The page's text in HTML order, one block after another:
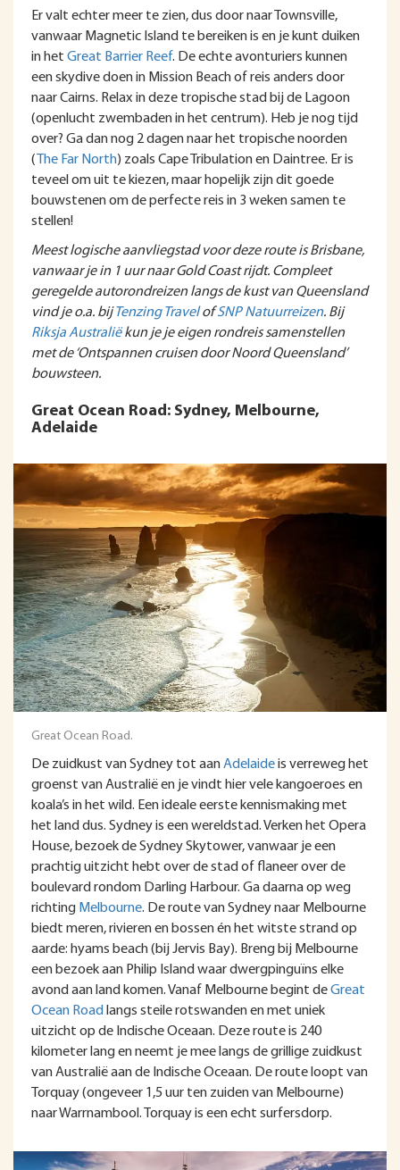
Er valt echter meer te zien, dus door naar Townsville,
vanwaar Magnetic Island te bereiken is en je kunt duiken
in het Great Barrier Reef. De echte avonturiers kunnen
een skydive doen in Mission Beach of reis anders door
naar Cairns. Relax in deze tropische stad bij de Lagoon
(openlucht zwembaden in het centrum). Heb je nog tijd
over? Ga dan nog 2 dagen naar het tropische noorden
(
The Far North) zoals Cape Tribulation en Daintree. Er is
teveel om uit te kiezen, maar hopelijk zijn dit goede
bouwstenen om de perfecte reis in 3 weken samen te
stellen!
Meest logische aanvliegstad voor deze route is Brisbane,
vanwaar je in 1 uur naar Gold Coast rijdt. Compleet
geregelde autorondreizen langs de kust van Queensland
vind je o.a. bijTenzing TravelofSNP Natuurreizen. Bij
Riksja Australiëkun je je eigen rondreis samenstellen
met de ‘Ontspannen cruisen door Noord Queensland’
bouwsteen.
Great Ocean Road: Sydney, Melbourne,
Adelaide
Great Ocean Road.
De zuidkust van Sydney tot aanAdelaideis verreweg het
groenst van Australië en je vindt hier vele kangoeroes en
koala’s in het wild. Een ideale eerste kennismaking met
het land dus. Sydney is een wereldstad. Verken het Opera
House, bezoek de Sydney Skytower, vanwaar je een
prachtig uitzicht hebt over de stad of flaneer over de
boulevard rondom Darling Harbour. Ga daarna op weg
richting Melbourne. De route van Sydney naar Melbourne
biedt meren, rivieren en bossen én het witste strand op
aarde: hyams beach (bij Jervis Bay). Breng bij Melbourne
een bezoek aan Philip Island waar dwergpinguïns elke
avond aan land komen. Vanaf Melbourne begint deGreat
Ocean Road langs steile rotswanden en met uniek
uitzicht op de Indische Oceaan. Deze route is 240
kilometer lang en neemt je mee langs de grillige zuidkust
van Australië aan de Indische Oceaan. De route loopt van
Torquay (ongeveer 1,5 uur ten zuiden van Melbourne)
naar Warrnambool. Torquay is een echt surfersdorp.